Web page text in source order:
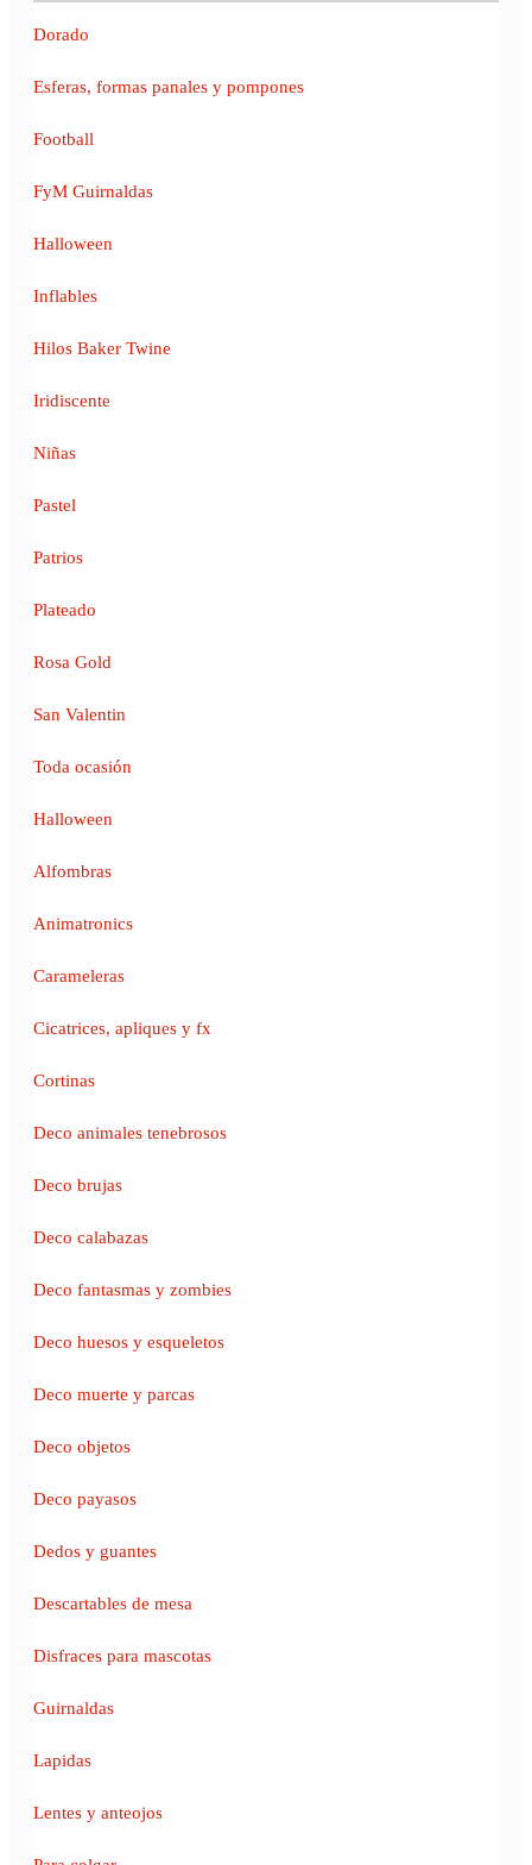
Dorado
Esferas, formas panales y pompones
Football
FyM Guirnaldas
Halloween
Inflables
Hilos Baker Twine
Iridiscente
Niñas
Pastel
Patrios
Plateado
Rosa Gold
San Valentin
Toda ocasión
Halloween
Alfombras
Animatronics
Carameleras
Cicatrices, apliques y fx
Cortinas
Deco animales tenebrosos
Deco brujas
Deco calabazas
Deco fantasmas y zombies
Deco huesos y esqueletos
Deco muerte y parcas
Deco objetos
Deco payasos
Dedos y guantes
Descartables de mesa
Disfraces para mascotas
Guirnaldas
Lapidas
Lentes y anteojos